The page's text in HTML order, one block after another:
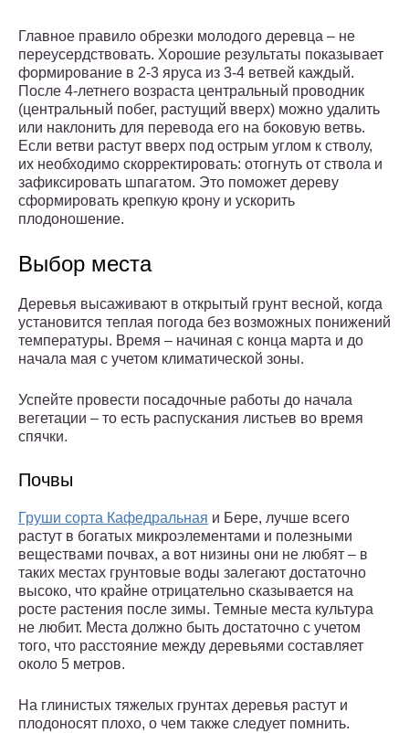
Главное правило обрезки молодого деревца – не
переусердствовать. Хорошие результаты показывает
формирование в 2-3 яруса из 3-4 ветвей каждый.
После 4-летнего возраста центральный проводник
(центральный побег, растущий вверх) можно удалить
или наклонить для перевода его на боковую ветвь.
Если ветви растут вверх под острым углом к стволу,
их необходимо скорректировать: отогнуть от ствола и
зафиксировать шпагатом. Это поможет дереву
сформировать крепкую крону и ускорить
плодоношение.
Выбор места
Деревья высаживают в открытый грунт весной, когда
установится теплая погода без возможных понижений
температуры. Время – начиная с конца марта и до
начала мая с учетом климатической зоны.
Успейте провести посадочные работы до начала
вегетации – то есть распускания листьев во время
спячки.
Почвы
Груши сорта Кафедральная и Бере, лучше всего
растут в богатых микроэлементами и полезными
веществами почвах, а вот низины они не любят – в
таких местах грунтовые воды залегают достаточно
высоко, что крайне отрицательно сказывается на
росте растения после зимы. Темные места культура
не любит. Места должно быть достаточно с учетом
того, что расстояние между деревьями составляет
около 5 метров.
На глинистых тяжелых грунтах деревья растут и
плодоносят плохо, о чем также следует помнить.